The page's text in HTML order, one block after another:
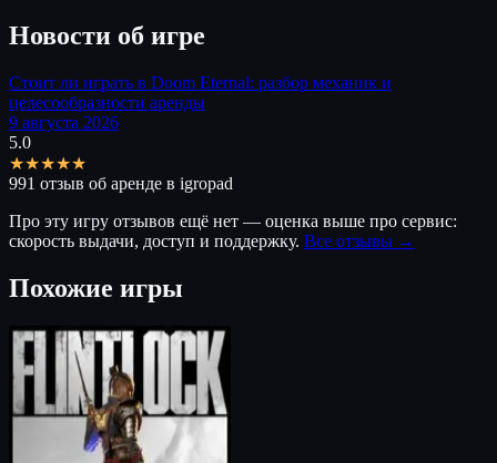
Новости об игре
Стоит ли играть в Doom Eternal: разбор механик и
целесообразности аренды
9 августа 2026
5.0
★★★★★
991 отзыв об аренде в igropad
Про эту игру отзывов ещё нет — оценка выше про сервис:
скорость выдачи, доступ и поддержку. Все отзывы →
Похожие игры